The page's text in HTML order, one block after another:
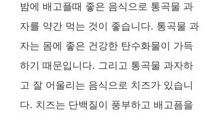
밤에 배고플때 좋은 음식으로 통곡물 과
자를 약간 먹는 것이 좋습니다. 통곡물 과
자는 몸에 좋은 건강한 탄수화물이 가득
하기 때문입니다. 그리고 통곡물 과자하
고 잘 어울리는 음식으로 치즈가 있습니
다. 치즈는 단백질이 풍부하고 배고픔을